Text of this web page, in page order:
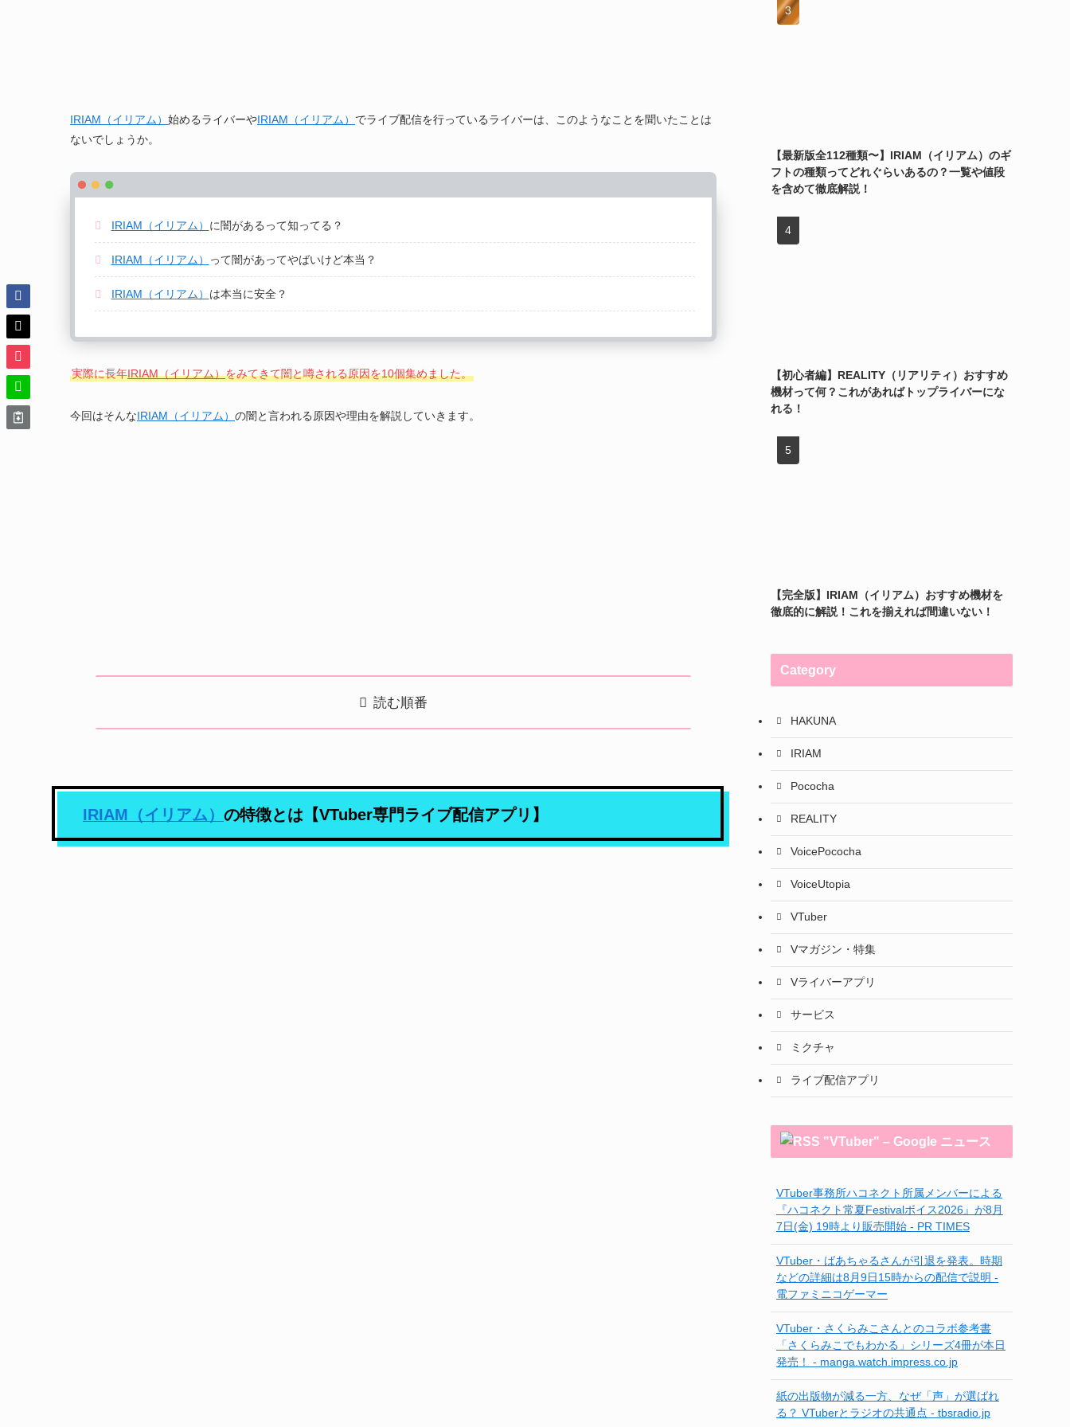
IRIAM（イリアム） 始めるライバーやIRIAM（イリアム） でライブ配信を行っているライバーは、このようなことを聞いたことは
ないでしょうか。
IRIAM（イリアム） に闇があるって知ってる？
IRIAM（イリアム） って闇があってやばいけど本当？
IRIAM（イリアム） は本当に安全？
実際に長年IRIAM（イリアム）をみてきて闇と噂される原因を10個集めました。
今回はそんなIRIAM（イリアム） の闇と言われる原因や理由を解説していきます。
読む順番
IRIAM（イリアム） の特徴とは【VTuber専門ライブ配信アプリ】
【最新版全112種類〜】IRIAM（イリアム）のギ
フトの種類ってどれぐらいあるの？一覧や値段
を含めて徹底解説！
【初心者編】REALITY（リアリティ）おすすめ
機材って何？これがあればトップライバーにな
れる！
【完全版】IRIAM（イリアム）おすすめ機材を
徹底的に解説！これを揃えれば間違いない！
Category
HAKUNA
IRIAM
Pococha
REALITY
VoicePococha
VoiceUtopia
VTuber
Vマガジン・特集
Vライバーアプリ
サービス
ミクチャ
ライブ配信アプリ
"VTuber" – Google ニュース
VTuber事務所ハコネクト所属メンバーによる
『ハコネクト常夏Festivalボイス2026』が8月
7日(金) 19時より販売開始 - PR TIMES
VTuber・ばあちゃるさんが引退を発表。時期
などの詳細は8月9日15時からの配信で説明 -
電ファミニコゲーマー
VTuber・さくらみこさんとのコラボ参考書
「さくらみこでもわかる」シリーズ4冊が本日
発売！ - manga.watch.impress.co.jp
紙の出版物が減る一方、なぜ「声」が選ばれ
る？ VTuberとラジオの共通点 - tbsradio.jp